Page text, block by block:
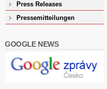
Press Releases
Pressemitteilungen
GOOGLE NEWS